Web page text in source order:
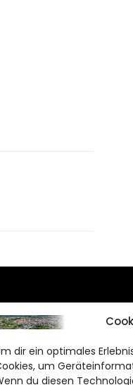
dir ein optimales
um
du diesen
12